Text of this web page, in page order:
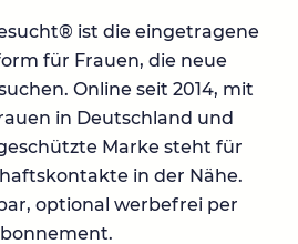
ist die eingetragene
für Frauen, die neue
Online seit 2014, mit
in Deutschland und
Marke steht für
in der Nähe.
optional werbefrei per